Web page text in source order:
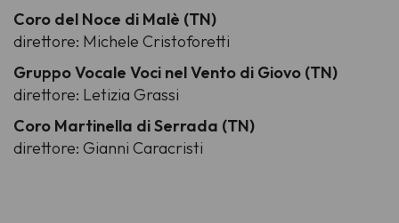
Coro del Noce di Malè (TN)
direttore: Michele Cristoforetti
Gruppo Vocale Voci nel Vento di Giovo (TN)
direttore: Letizia Grassi
Coro Martinella di Serrada (TN)
direttore: Gianni Caracristi